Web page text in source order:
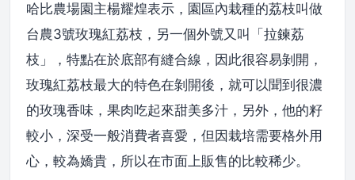
哈比農場園主楊耀煌表示，園區內栽種的荔枝叫做
台農3號玫瑰紅荔枝，另一個外號又叫「拉鍊荔
枝」，特點在於底部有縫合線，因此很容易剝開，
玫瑰紅荔枝最大的特色在剝開後，就可以聞到很濃
的玫瑰香味，果肉吃起來甜美多汁，另外，他的籽
較小，深受一般消費者喜愛，但因栽培需要格外用
心，較為嬌貴，所以在市面上販售的比較稀少。